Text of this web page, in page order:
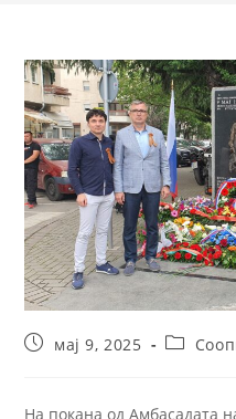
мај 9, 2025
На покана од Амбасадата